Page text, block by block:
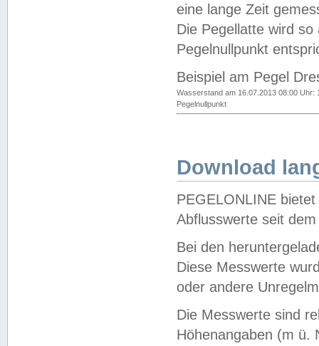
eine lange Zeit
Die Pegellatte wird
Pegelnullpunkt
Beispiel am Pegel
Wasserstand am 16.07.2013 08:00 Uhr:
Pegelnullpunkt
Download
PEGELONLINE
Abflusswerte seit
Bei den
Diese Messwerte
oder andere
Die Messwerte sind
Höhenangaben (m ü.